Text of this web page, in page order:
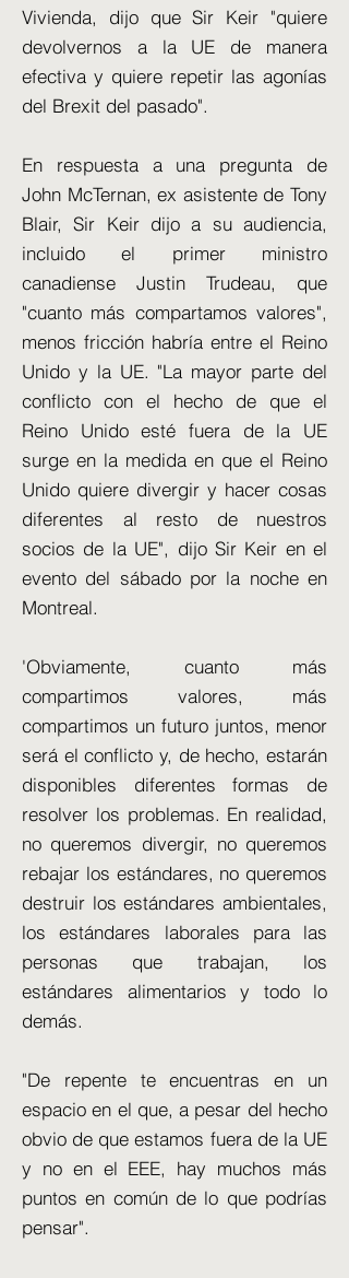
Vivienda, dijo que Sir Keir "quiere
devolvernos a la UE de manera
efectiva y quiere repetir las agonías
del Brexit del pasado".
En respuesta a una pregunta de
John McTernan, ex asistente de Tony
Blair, Sir Keir dijo a su audiencia,
incluido el primer ministro
canadiense Justin Trudeau, que
"cuanto más compartamos valores",
menos fricción habría entre el Reino
Unido y la UE. "La mayor parte del
conflicto con el hecho de que el
Reino Unido esté fuera de la UE
surge en la medida en que el Reino
Unido quiere divergir y hacer cosas
diferentes al resto de nuestros
socios de la UE", dijo Sir Keir en el
evento del sábado por la noche en
Montreal.
'Obviamente, cuanto más
compartimos valores, más
compartimos un futuro juntos, menor
será el conflicto y, de hecho, estarán
disponibles diferentes formas de
resolver los problemas. En realidad,
no queremos divergir, no queremos
rebajar los estándares, no queremos
destruir los estándares ambientales,
los estándares laborales para las
personas que trabajan, los
estándares alimentarios y todo lo
demás.
"De repente te encuentras en un
espacio en el que, a pesar del hecho
obvio de que estamos fuera de la UE
y no en el EEE, hay muchos más
puntos en común de lo que podrías
pensar".